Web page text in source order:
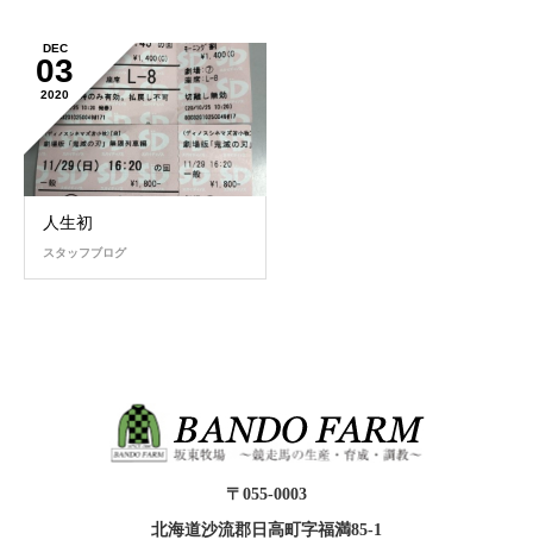
DEC
03
2020
人生初
スタッフブログ
〒055-0003
北海道沙流郡日高町字福満85-1